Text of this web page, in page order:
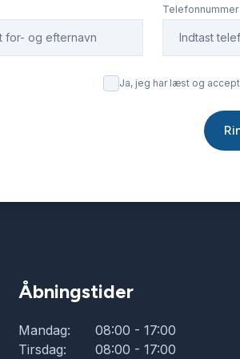
Telefonnummer
Ja, jeg har læst og
Åbningstider
Mandag:
08:00 - 17:00
Tirsdag:
08:00 - 17:00